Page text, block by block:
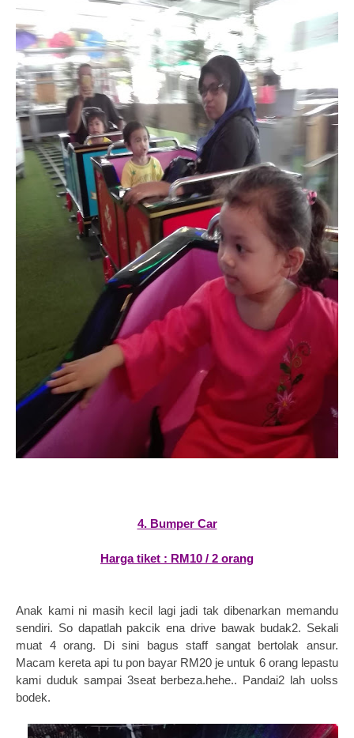
4. Bumper Car
Harga tiket : RM10 / 2 orang
Anak kami ni masih kecil lagi jadi tak dibenarkan memandu
sendiri. So dapatlah pakcik ena drive bawak budak2. Sekali
muat 4 orang. Di sini bagus staff sangat bertolak ansur.
Macam kereta api tu pon bayar RM20 je untuk 6 orang lepastu
kami duduk sampai 3seat berbeza.hehe.. Pandai2 lah uolss
bodek.